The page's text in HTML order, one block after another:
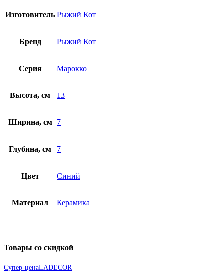
Изготовитель Рыжий Кот
Бренд Рыжий Кот
Серия Марокко
Высота, см 13
Ширина, см 7
Глубина, см 7
Цвет Синий
Материал Керамика
Товары со скидкой
Супер-ценаLADECOR